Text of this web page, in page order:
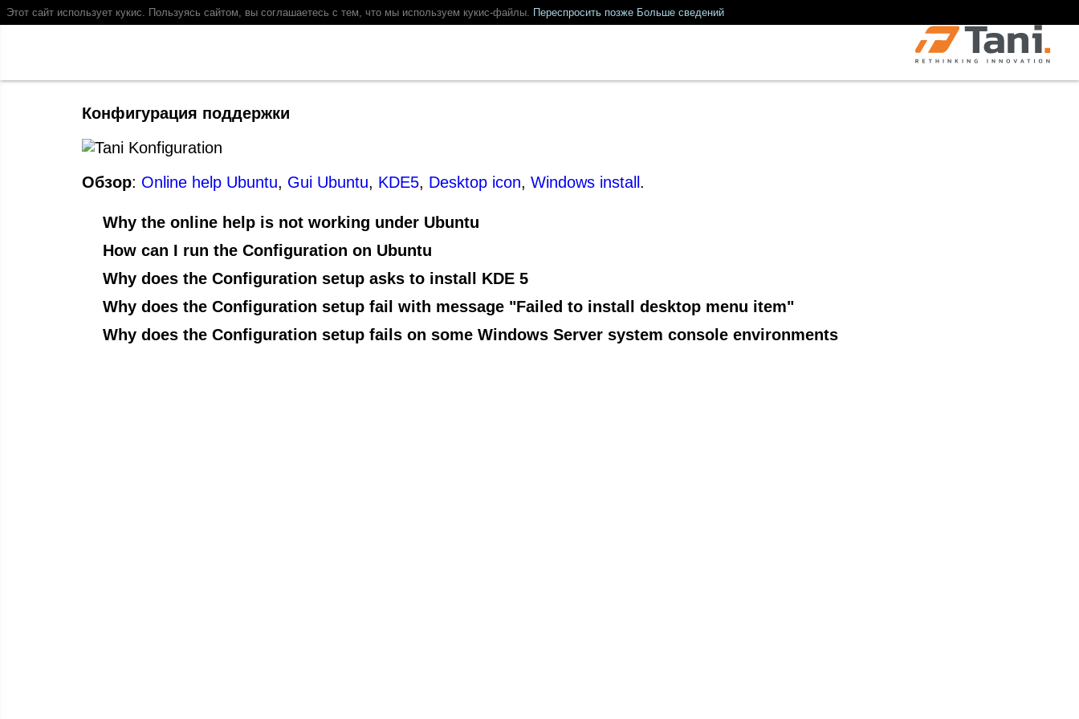
Этот сайт использует кукис. Пользуясь сайтом, вы соглашаетесь с тем, что мы используем кукис-файлы. Переспросить позже Больше сведений
Конфигурация поддержки
Обзор: Online help Ubuntu, Gui Ubuntu, KDE5, Desktop icon, Windows install .
Why the online help is not working under Ubuntu
How can I run the Configuration on Ubuntu
Why does the Configuration setup asks to install KDE 5
Why does the Configuration setup fail with message "Failed to install desktop menu item"
Why does the Configuration setup fails on some Windows Server system console environments